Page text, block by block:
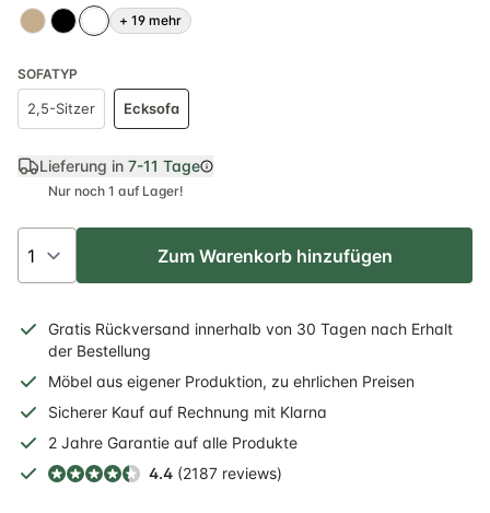
+ 19 mehr
SOFATYP
2,5-Sitzer Ecksofa
Lieferung in 7-11 Tage
Nur noch 1 auf Lager!
Zum Warenkorb hinzufügen
Gratis Rückversand innerhalb von 30 Tagen nach Erhalt
der Bestellung
Möbel aus eigener Produktion, zu ehrlichen Preisen
Sicherer Kauf auf Rechnung mit Klarna
2 Jahre Garantie auf alle Produkte
4.4 (2187 reviews)